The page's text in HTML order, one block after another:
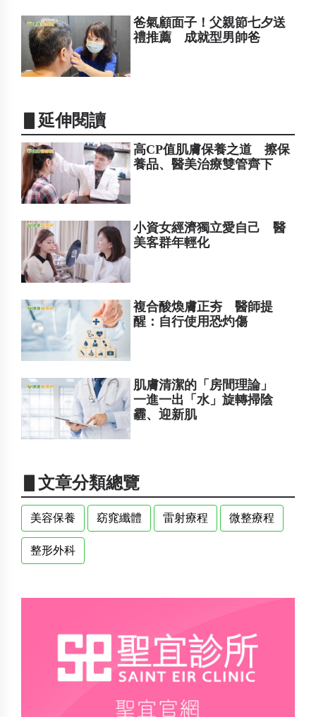
爸氣顧面子！父親節七夕送
禮推薦 成就型男帥爸
▋延伸閱讀
高CP值肌膚保養之道 擦保
養品、醫美治療雙管齊下
小資女經濟獨立愛自己 醫
美客群年輕化
複合酸煥膚正夯 醫師提
醒：自行使用恐灼傷
肌膚清潔的「房間理論」
一進一出「水」旋轉掃陰
霾、迎新肌
▋文章分類總覽
美容保養 窈窕纖體 雷射療程 微整療程
整形外科